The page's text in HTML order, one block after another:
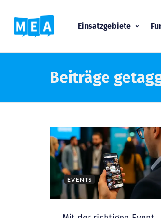
Einsatzgebiete
Beiträge
EVENTS